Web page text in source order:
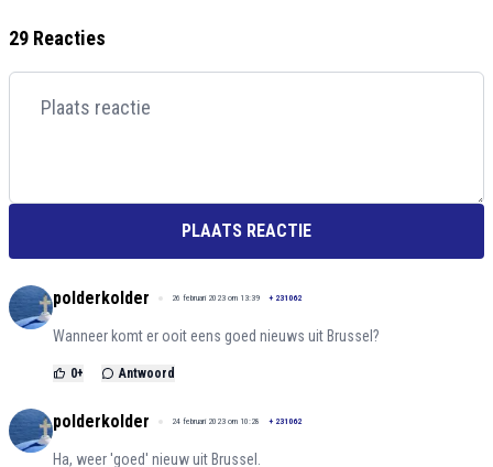
29 Reacties
PLAATS REACTIE
polderkolder 26 februari 2023 om 13:39 + 231062
Wanneer komt er ooit eens goed nieuws uit Brussel?
0+ Antwoord
polderkolder 24 februari 2023 om 10:28 + 231062
Ha, weer 'goed' nieuw uit Brussel.